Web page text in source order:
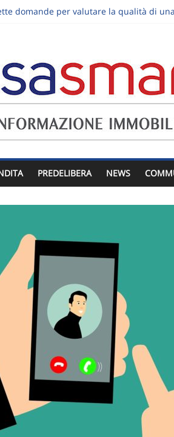
domande per valutare la qualità di
up dopo la visita immobiliare:
PREDELIBERA NEWS